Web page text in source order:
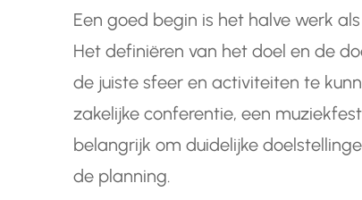
Een goed begin is het halve werk
Het definiëren van het doel en de
de juiste sfeer en activiteiten te
zakelijke conferentie, een
belangrijk om duidelijke
de planning.